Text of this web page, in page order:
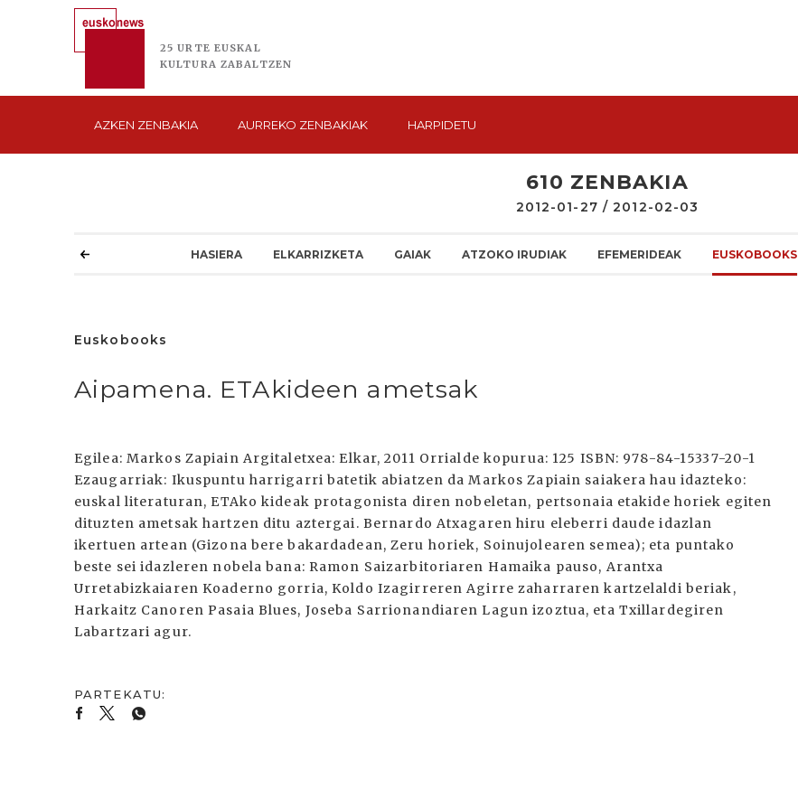
25 URTE EUSKAL
KULTURA ZABALTZEN
AZKEN ZENBAKIA AURREKO ZENBAKIAK HARPIDETU
610 ZENBAKIA
2012-01-27 / 2012-02-03
HASIERA ELKARRIZKETA GAIAK ATZOKO IRUDIAK EFEMERIDEAK EUSKOBOOKS
Euskobooks
Aipamena. ETAkideen ametsak
Egilea: Markos Zapiain Argitaletxea: Elkar, 2011 Orrialde kopurua: 125 ISBN: 978-84-15337-20-1
Ezaugarriak: Ikuspuntu harrigarri batetik abiatzen da Markos Zapiain saiakera hau idazteko:
euskal literaturan, ETAko kideak protagonista diren nobeletan, pertsonaia etakide horiek egiten
dituzten ametsak hartzen ditu aztergai. Bernardo Atxagaren hiru eleberri daude idazlan
ikertuen artean (Gizona bere bakardadean, Zeru horiek, Soinujolearen semea); eta puntako
beste sei idazleren nobela bana: Ramon Saizarbitoriaren Hamaika pauso, Arantxa
Urretabizkaiaren Koaderno gorria, Koldo Izagirreren Agirre zaharraren kartzelaldi beriak,
Harkaitz Canoren Pasaia Blues, Joseba Sarrionandiaren Lagun izoztua, eta Txillardegiren
Labartzari agur.